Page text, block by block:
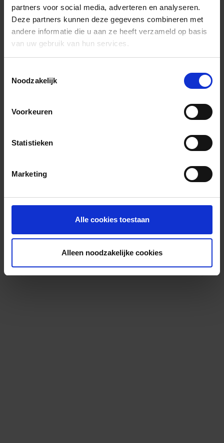
partners voor social media, adverteren en analyseren.
Deze partners kunnen deze gegevens combineren met
andere informatie die u aan ze heeft verzameld op basis
van uw gebruik van hun services.
Noodzakelijk
Voorkeuren
Statistieken
Marketing
Alle cookies toestaan
Alleen noodzakelijke cookies